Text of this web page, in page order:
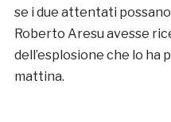
se i due attentati
Roberto Aresu avesse
dell’esplosione che lo
mattina.